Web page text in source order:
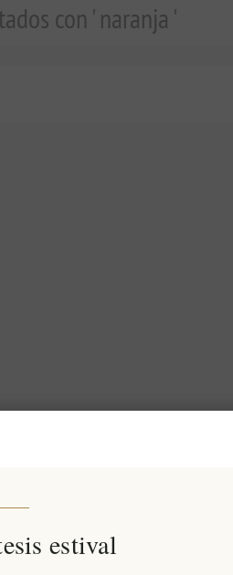
con ' naranja '
estival